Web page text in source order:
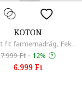
KOTON
Straight fit farmernadrág, Fekete
7.999 Ft - 12%
6.999 Ft